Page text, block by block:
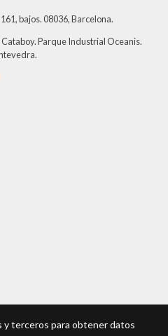
bajos. 08036, Barcelona.
Parque Industrial Oceanis.
y terceros para obtener datos